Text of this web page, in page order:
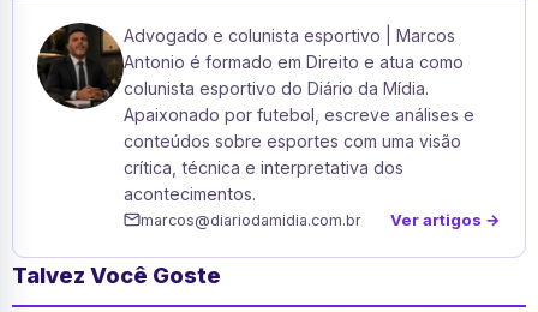
Advogado e colunista esportivo | Marcos
Antonio é formado em Direito e atua como
colunista esportivo do Diário da Mídia.
Apaixonado por futebol, escreve análises e
conteúdos sobre esportes com uma visão
crítica, técnica e interpretativa dos
acontecimentos.
marcos@diariodamidia.com.br Ver artigos →
Talvez Você Goste